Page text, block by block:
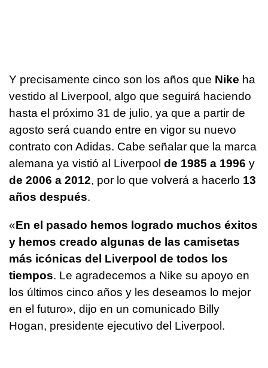
Y precisamente cinco son los años que Nike ha
vestido al Liverpool, algo que seguirá haciendo
hasta el próximo 31 de julio, ya que a partir de
agosto será cuando entre en vigor su nuevo
contrato con Adidas. Cabe señalar que la marca
alemana ya vistió al Liverpool de 1985 a 1996 y
de 2006 a 2012, por lo que volverá a hacerlo 13
años después.
«En el pasado hemos logrado muchos éxitos
y hemos creado algunas de las camisetas
más icónicas del Liverpool de todos los
tiempos. Le agradecemos a Nike su apoyo en
los últimos cinco años y les deseamos lo mejor
en el futuro», dijo en un comunicado Billy
Hogan, presidente ejecutivo del Liverpool.